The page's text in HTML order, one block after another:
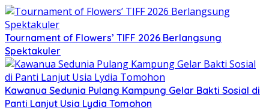
Tournament of Flowers’ TIFF 2026 Berlangsung
Spektakuler
Kawanua Sedunia Pulang Kampung Gelar Bakti Sosial di
Panti Lanjut Usia Lydia Tomohon